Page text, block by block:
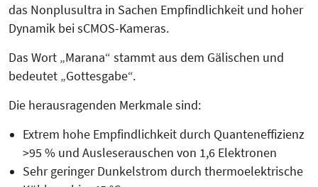
das Nonplusultra in Sachen Em­pfind­lichkeit und hoher
Dynamik bei sCMOS-Kameras.
Das Wort „Marana“ stammt aus dem Gälischen und
bedeutet „Gottesgabe“.
Die herausragenden Merkmale sind:
Extrem hohe Empfindlichkeit durch Quanteneffizienz
>95 % und Aus­leserauschen von 1,6 Elektronen
Sehr geringer Dunkelstrom durch thermoelektrische